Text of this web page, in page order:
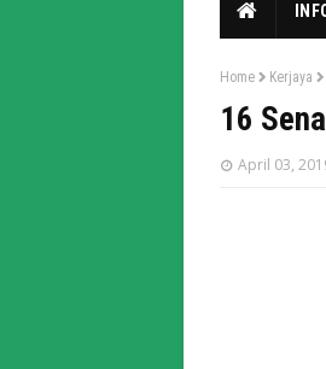
Home Kerjaya
16
April 03,